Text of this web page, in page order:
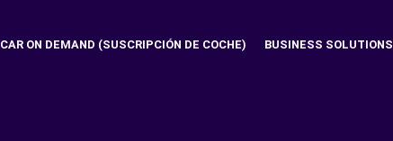
CAR ON DEMAND (SUSCRIPCIÓN DE COCHE) BUSINESS SOLUTIONS